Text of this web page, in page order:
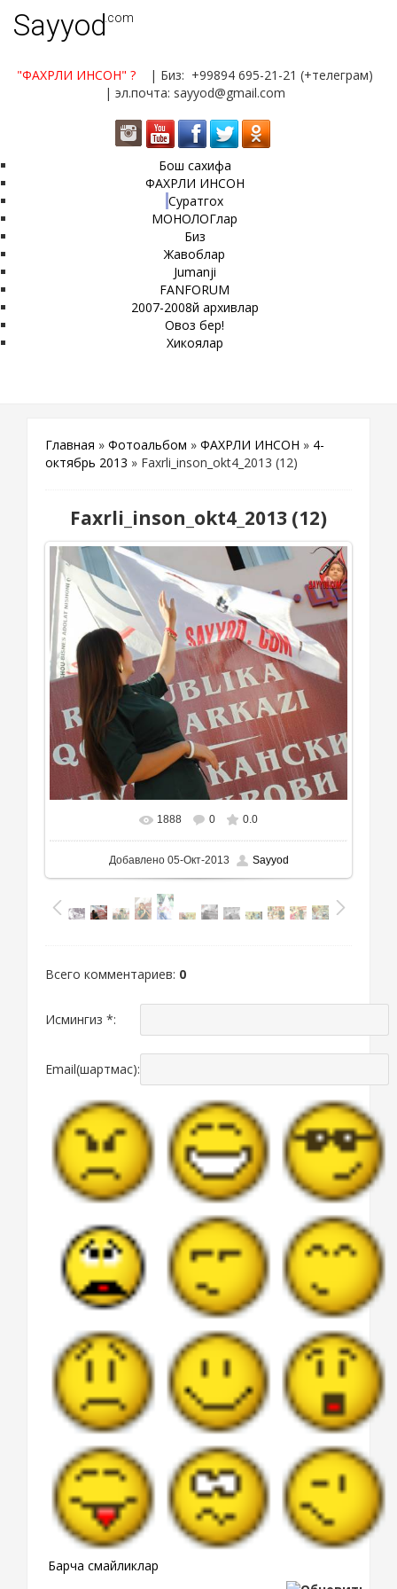
Sayyod.com
"ФАХРЛИ ИНСОН" ?
| Биз: +99894 695-21-21 (+телеграм)
| эл.почта: sayyod@gmail.com
Бош сахифа
ФАХРЛИ ИНСОН
Суратгох
МОНОЛОГлар
Биз
Жавоблар
Jumanji
FANFORUM
2007-2008й архивлар
Овоз бер!
Хикоялар
Главная » Фотоальбом » ФАХРЛИ ИНСОН » 4-
октябрь 2013 » Faxrli_inson_okt4_2013 (12)
Faxrli_inson_okt4_2013 (12)
В реальном размере 700x597
1888 0 0.0
Добавлено05-Окт-2013 Sayyod
Всего комментариев: 0
Исмингиз *:
Email(шартмас):
Барча смайликлар